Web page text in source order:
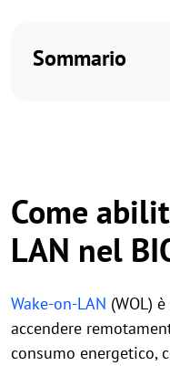
Sommario
Come
LAN nel
Wake-on-LAN (WOL)
accendere
consumo energetico,